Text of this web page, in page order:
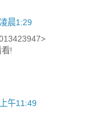
晨1:29
!
午11:49